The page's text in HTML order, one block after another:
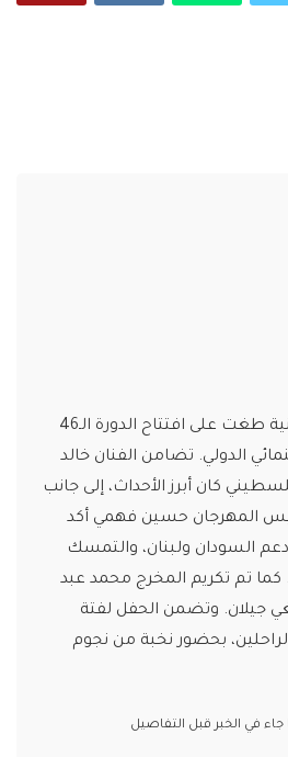
رسائل سياسية وإنسانية طغت على افتتاح الدورة الـ46
الدولي. تضامن الفنان خالد
كان أبرز الأحداث، إلى جانب
المهرجان حسين فهمي أكد
السودان ولبنان، والتمسك
تم تكريم المخرج محمد عبد
جيلان. وتضمن الحفل لفتة
بحضور نخبة من نجوم
في الخبر قبل التفاصيل